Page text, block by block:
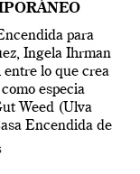
para
Ingela Ihrman
lo que crea
especia
Weed (Ulva
Encendida de